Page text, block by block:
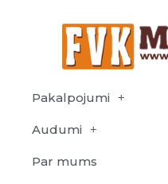
Pakalpojumi
Audumi
Par mums